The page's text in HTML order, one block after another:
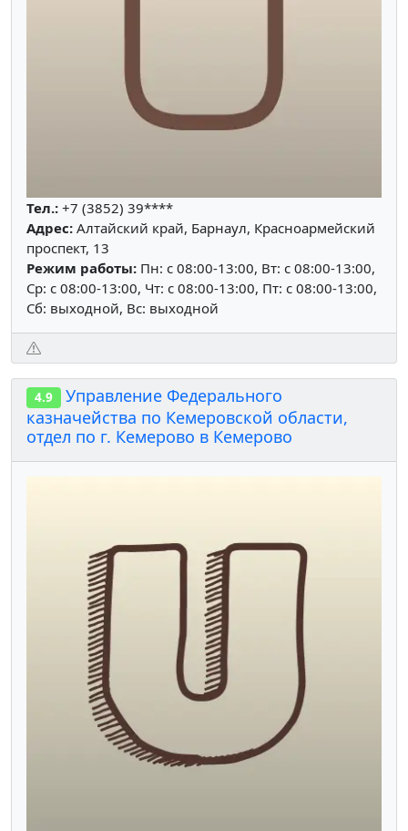
Тел.: +7 (3852) 39****
Адрес: Алтайский край, Барнаул, Красноармейский
проспект, 13
Режим работы: Пн: c 08:00-13:00, Вт: c 08:00-13:00,
Ср: c 08:00-13:00, Чт: c 08:00-13:00, Пт: c 08:00-13:00,
Сб: выходной, Вс: выходной
4.9
Управление Федерального
казначейства по Кемеровской области,
отдел по г. Кемерово в Кемерово